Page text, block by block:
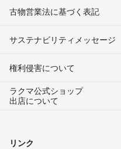
古物営業法に基づく表記
サステナビリティメッセージ
権利侵害について
ラクマ公式ショップ
出店について
リンク